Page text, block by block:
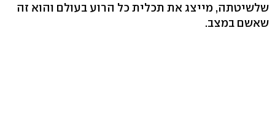
שלשיטתה, מייצג את תכלית כל הרוע בעולם והוא זה
שאשם במצב.